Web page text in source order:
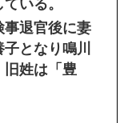
いる。
事退官後に妻
となり鳴川
旧姓は「豊